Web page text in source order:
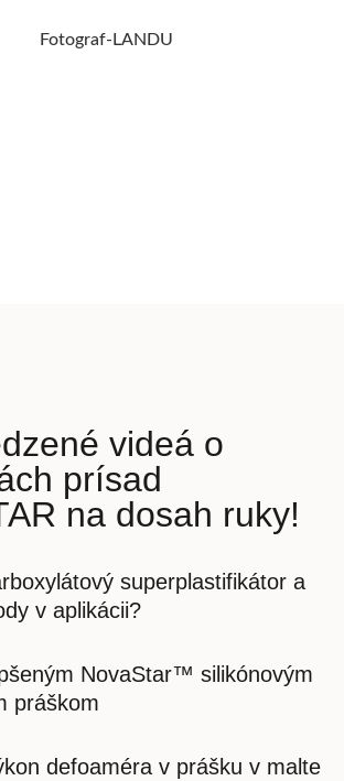
videá o
prísad
na dosah ruky!
superplastifikátor a
v aplikácii?
NovaStar™ silikónovým
práškom
defoaméra v prášku v malte